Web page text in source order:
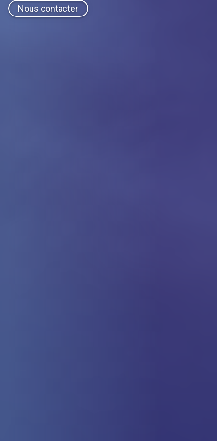
Nous contacter